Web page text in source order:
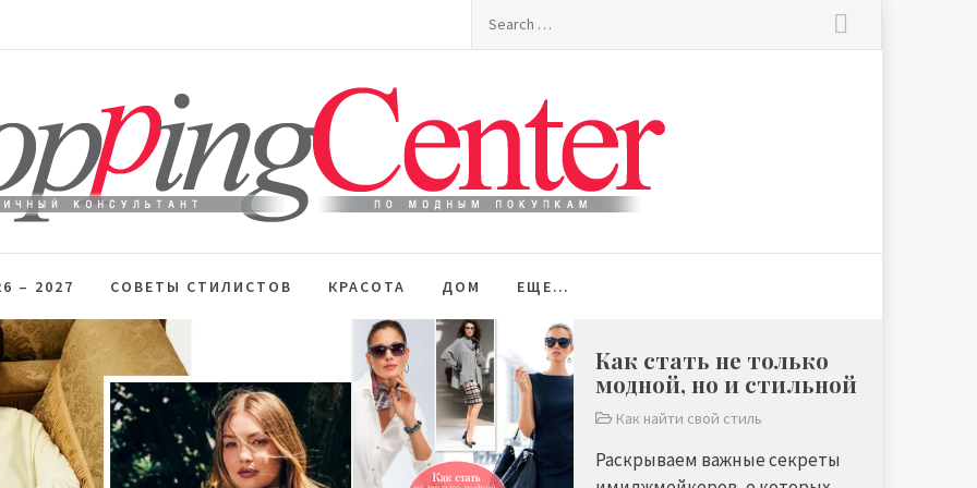
Search
– 2027 СОВЕТЫ СТИЛИСТОВ КРАСОТА ДОМ ЕЩЕ…
Как стать не только
модной, но и стильной
Как найти свой стиль
Раскрываем важные секреты